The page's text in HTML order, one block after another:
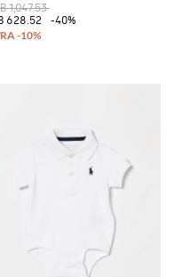
1,047.53
628.52
-40%